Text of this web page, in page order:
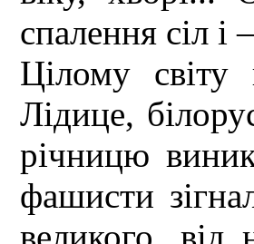
спалення сіл
Цілому світу
Лідице,
річницю
фашисти
великого, від